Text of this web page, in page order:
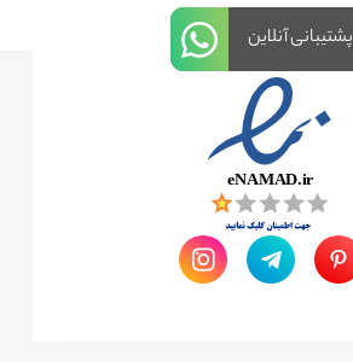
پشتیبانی آنلاین